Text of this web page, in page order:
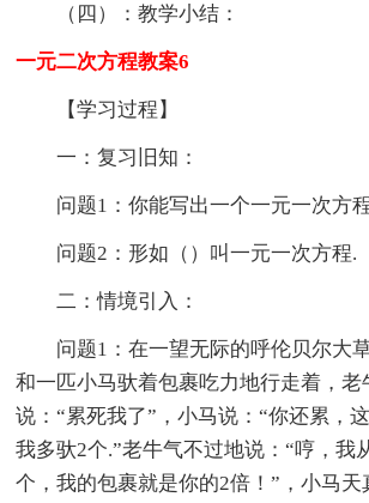
（四）：教学小结：
一元二次方程教案6
【学习过程】
一：复习旧知：
问题1：你能写出一个一元一次方
问题2：形如（）叫一元一次方程.
二：情境引入：
问题1：在一望无际的呼伦贝尔大
和一匹小马驮着包裹吃力地行走着，老
说：“累死我了”，小马说：“你还累，
我多驮2个.”老牛气不过地说：“哼，我
个，我的包裹就是你的2倍！”，小马天